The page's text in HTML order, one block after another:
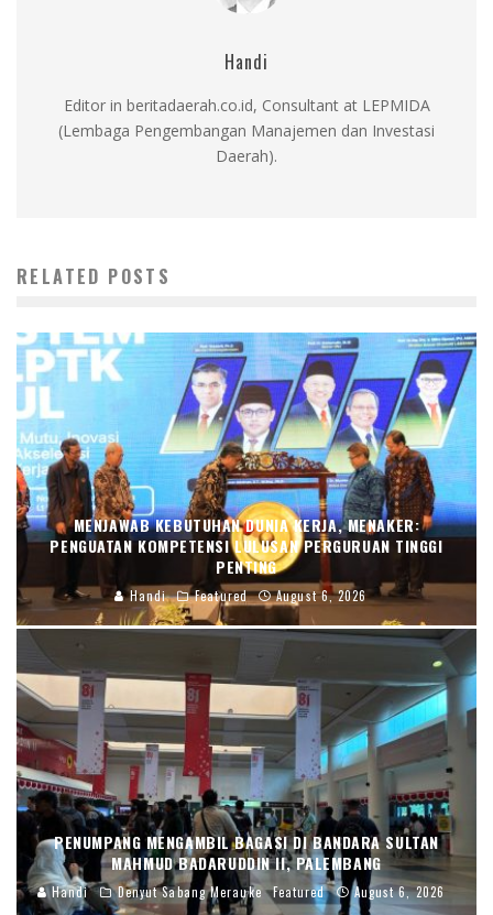
Handi
Editor in beritadaerah.co.id, Consultant at LEPMIDA
(Lembaga Pengembangan Manajemen dan Investasi
Daerah).
RELATED POSTS
MENJAWAB KEBUTUHAN DUNIA KERJA, MENAKER:
PENGUATAN KOMPETENSI LULUSAN PERGURUAN TINGGI
PENTING
Handi Featured August 6, 2026
PENUMPANG MENGAMBIL BAGASI DI BANDARA SULTAN
MAHMUD BADARUDDIN II, PALEMBANG
Handi Denyut Sabang Merauke Featured August 6, 2026